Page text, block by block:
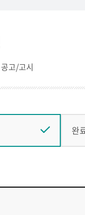
공고/고시
완